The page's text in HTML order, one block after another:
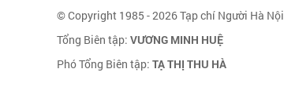
© Copyright 1985 - 2026 Tạp chí Người Hà Nội
Tổng Biên tập: VƯƠNG MINH HUỆ
Phó Tổng Biên tập: TẠ THỊ THU HÀ